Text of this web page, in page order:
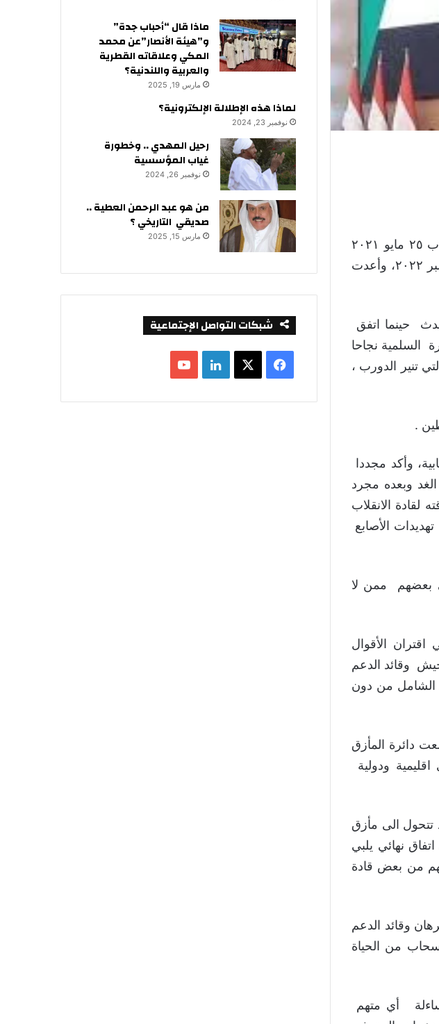
حرصت على متابعة وقائع توقيع (الاتفاق الاطاري) في السودان بين قائدي انقلاب ٢٥ مايو ٢٠٢١
وقوى سياسية ومنظمات مجتمع مدني وبعض قادة الحركات المسلحة في ٥ ديسمبر ٢٠٢٢، وأعدت
حينما اتفق
السلمية نجاحا
تنير الدورب ،
.
وأكد مجددا
وبعده مجرد
لقادة الانقلاب
الأصابع
بعضهم ممن لا
الأقوال
وقائد الدعم
الشامل من دون
دائرة المأزق
ودولية
تتحول الى مأزق
نهائي يلبي
من بعض قادة
وقائد الدعم
من الحياة
أي متهم
ماذا قال “أحباب جدة”
و”هيئة الأنصار”عن محمد
المكي وعلاقاته القطرية
والعربية واللندنية؟
مارس 19, 2025
لماذا هذه الإطلالة الإلكترونية؟
نوفمبر 23, 2024
رحيل المهدي .. وخطورة
غياب المؤسسية
نوفمبر 26, 2024
من هو عبد الرحمن العطية ..
صديقي التاريخي ؟
مارس 15, 2025
شبكات التواصل الإجتماعية
ل